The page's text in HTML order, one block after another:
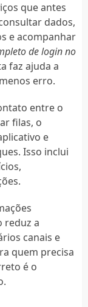
que antes
dados,
e acompanhar
de login no
faz ajuda a
erro.
entre o
filas, o
e
Isso inclui
reduz a
canais e
quem precisa
é o